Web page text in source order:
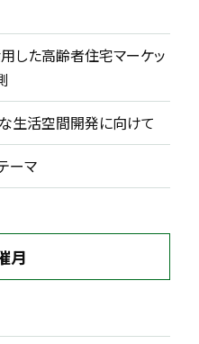
した高齢者住宅マーケッ
生活空間開発に向けて
ーマ
月